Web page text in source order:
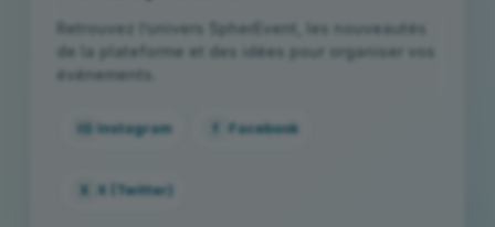
Retrouvez l’univers SpherEvent, les nouveautés
de la plateforme et des idées pour organiser vos
événements.
IG Instagram f Facebook
X X (Twitter)